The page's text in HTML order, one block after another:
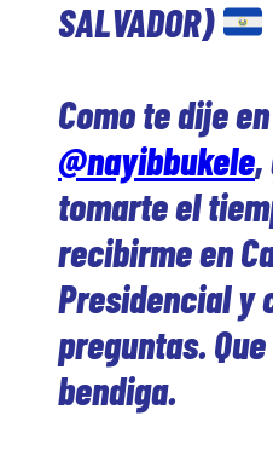
SALVADOR)
Como te dije
@nayibbukele,
tomarte el
recibirme en
Presidencial y
preguntas.
bendiga.